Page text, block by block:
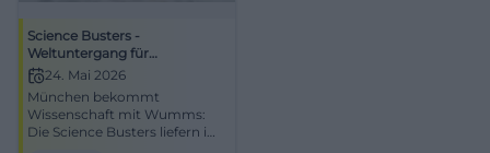
Science Busters -
Weltuntergang für
Fortgeschrittene
24. Mai 2026
München bekommt
Wissenschaft mit Wumms:
Die Science Busters liefern im